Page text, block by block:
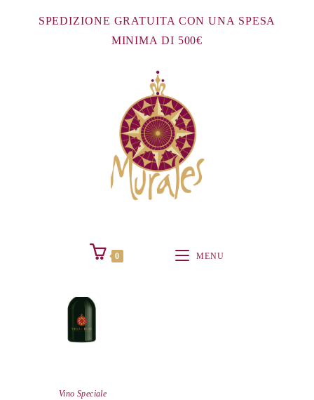
SPEDIZIONE GRATUITA CON UNA SPESA
MINIMA DI 500€
0 MENU
Vino Speciale